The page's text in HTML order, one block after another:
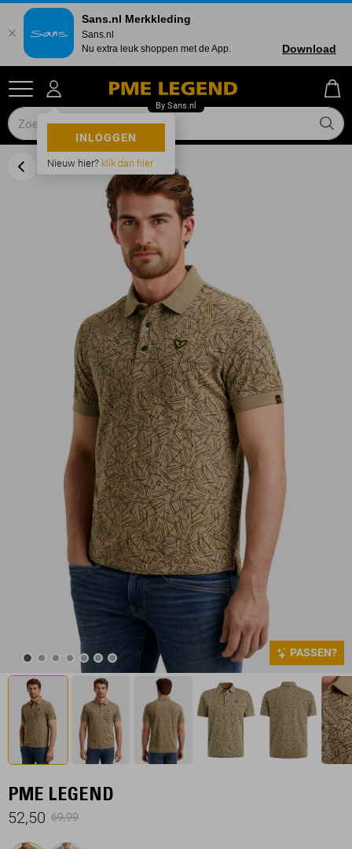
INLOGGEN
Nieuw hier? klik dan hier
PASSEN?
PME LEGEND
52,50 69,99
Sans.nl Merkkleding
Sans.nl
Nu extra leuk shoppen met de App.
Download